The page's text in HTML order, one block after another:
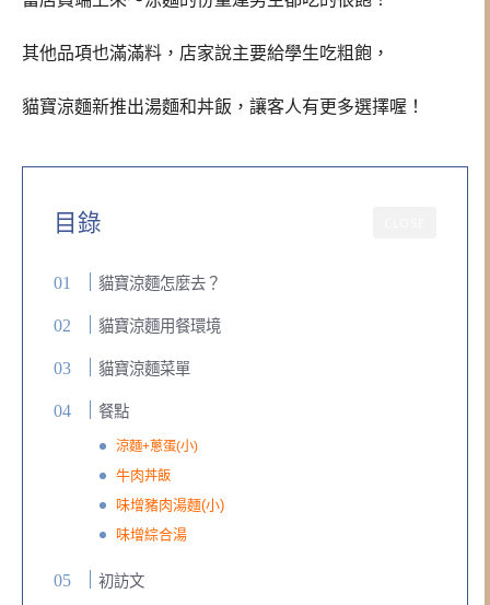
其他品項也滿滿料，店家說主要給學生吃粗飽，
貓寶涼麵新推出湯麵和丼飯，讓客人有更多選擇喔！
目錄
貓寶涼麵怎麼去？
貓寶涼麵用餐環境
貓寶涼麵菜單
餐點
涼麵+蔥蛋(小)
牛肉丼飯
味增豬肉湯麵(小)
味增綜合湯
初訪文